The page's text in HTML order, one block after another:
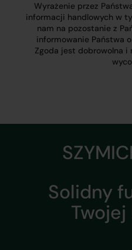
Wyrażenie przez
informacji handlowych w
nam na pozostanie z
informowanie Państwa
Zgoda jest dobrowolna i
Solidny